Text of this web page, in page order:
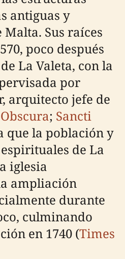
antiguas y
Sus raíces
poco después
La Valeta, con la
por
arquitecto jefe de
; Sancti
que la población y
de La
iglesia
ampliación
durante
culminando
en 1740 (Times